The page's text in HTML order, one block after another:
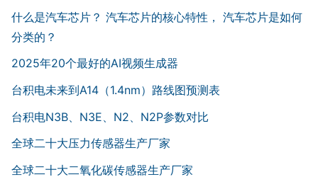
什么是汽车芯片？ 汽车芯片的核心特性， 汽车芯片是如何
分类的？
2025年20个最好的AI视频生成器
台积电未来到A14（1.4nm）路线图预测表
台积电N3B、N3E、N2、N2P参数对比
全球二十大压力传感器生产厂家
全球二十大二氧化碳传感器生产厂家